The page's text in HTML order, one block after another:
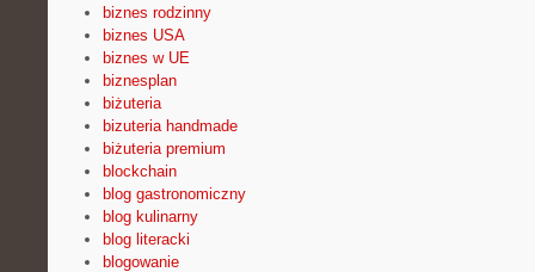
biznes rodzinny
biznes USA
biznes w UE
biznesplan
biżuteria
bizuteria handmade
biżuteria premium
blockchain
blog gastronomiczny
blog kulinarny
blog literacki
blogowanie